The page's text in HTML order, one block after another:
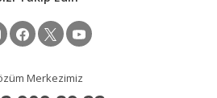
Merkezimiz